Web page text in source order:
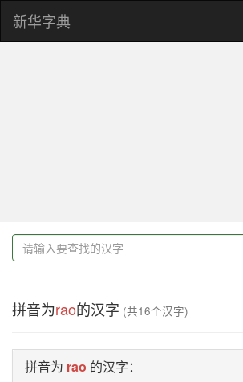
新华字典
拼音为rao的汉字 (共16个汉字)
拼音为 rao 的汉字：